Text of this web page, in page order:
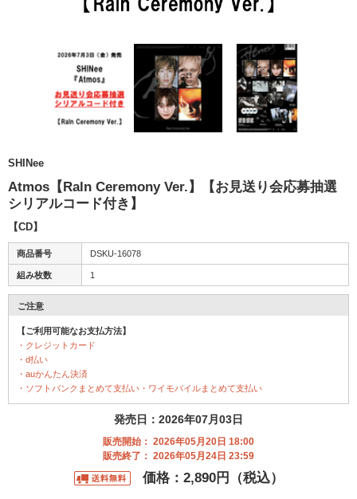
SHINee
Atmos【Raln Ceremony Ver.】【お見送り会応募抽選
シリアルコード付き】
【CD】
商品番号 DSKU-16078
組み枚数 1
ご注意
【ご利用可能なお支払方法】
・クレジットカード
・d払い
・auかんたん決済
・ソフトバンクまとめて支払い・ワイモバイルまとめて支払い
発売日：2026年07月03日
販売開始： 2026年05月20日 18:00
販売終了： 2026年05月24日 23:59
価格：2,890円（税込）